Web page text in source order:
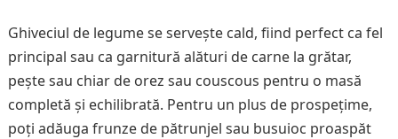
Ghiveciul de legume se servește cald, fiind perfect ca fel
principal sau ca garnitură alături de carne la grătar,
pește sau chiar de orez sau couscous pentru o masă
completă și echilibrată. Pentru un plus de prospețime,
poți adăuga frunze de pătrunjel sau busuioc proaspăt